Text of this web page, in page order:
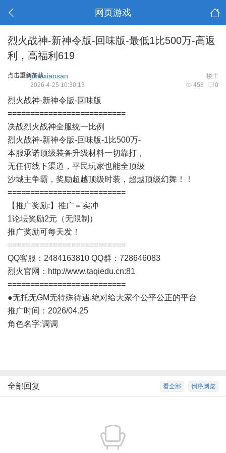
网页游戏
烈火战神-新神令版-回味版-最低1比500万-高返
利，高福利619
点击重新加载 楼主
jimoxiaosan
458 0
2026-4-25 10:30:13
烈火战神-新神令版-回味版
==========================
决战烈火战神全服统一比例
烈火战神-新神令版-回味版-1比500万-
本服承诺顶级装备升级材料一切靠打，
无任何线下渠道，平民玩家也能全顶级
沙城主争霸，奖励超越顶级时装，超越顶级幻舞！！
==========================
【推广奖励:】推广＝实冲
1论坛奖励2元（无限制）
推广奖励可每天发！
==========================
QQ客服：2484163810 QQ群：728646083
烈火官网： http://www.taqiedu.cn:81
==========================
●无托无GM无特殊待遇,绝对给大家个公平公正的平台
推广时间：2026/04.25
角色名字:调调
倒序浏览
看全部
全部回复